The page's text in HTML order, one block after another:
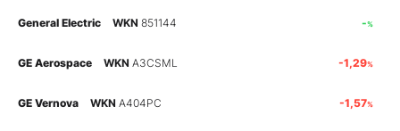
Experten
General Electric WKN 851144 -%
GE Aerospace WKN A3CSML -1,29%
GE Vernova WKN A404PC -1,57%